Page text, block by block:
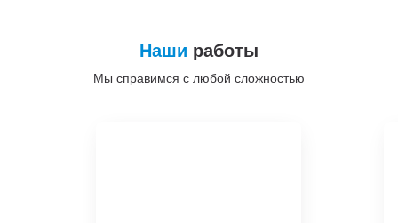
Наши работы
Мы справимся с любой сложностью